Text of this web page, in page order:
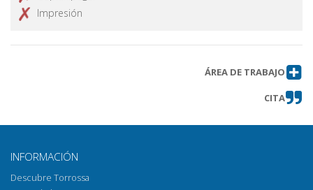
Impresión
ÁREA DE TRABAJO
CITA
INFORMACIÓN
Descubre Torrossa